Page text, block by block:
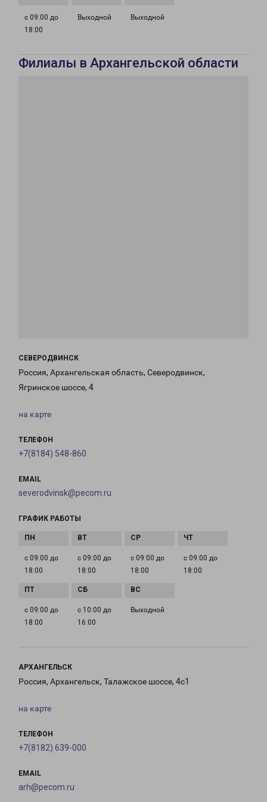
с 09:00 до
18:00
Выходной Выходной
Филиалы в Архангельской области
СЕВЕРОДВИНСК
Россия, Архангельская область, Северодвинск,
Ягринское шоссе, 4
на карте
ТЕЛЕФОН
+7(8184) 548-860
EMAIL
severodvinsk@pecom.ru
ГРАФИК РАБОТЫ
с 09:00 до
18:00
с 09:00 до
18:00
с 09:00 до
18:00
с 09:00 до
18:00
с 09:00 до
18:00
с 10:00 до
16:00
Выходной
АРХАНГЕЛЬСК
Россия, Архангельск, Талажское шоссе, 4с1
на карте
ТЕЛЕФОН
+7(8182) 639-000
EMAIL
arh@pecom.ru